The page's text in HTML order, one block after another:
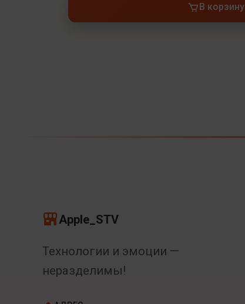
В корзину
Apple_STV
Технологии и эмоции —
неразделимы!